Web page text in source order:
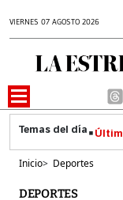
VIERNES 07 AGOSTO 2026
Inicio> Deportes
DEPORTES